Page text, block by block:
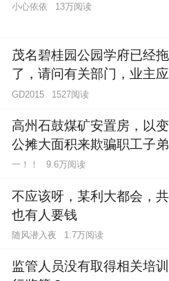
小心依依 13万阅读
茂名碧桂园公园学府已经
了，请问有关部门，业主
GD2015 1527阅读
高州石鼓煤矿安置房，以
公摊大面积来欺骗职工子
一！！ 9.6万阅读
不应该呀，某利大都会，
也有人要钱
随风潜入夜 1.7万阅读
监管人员没有取得相关培